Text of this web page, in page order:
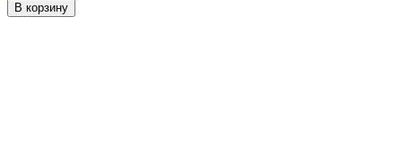
В корзину